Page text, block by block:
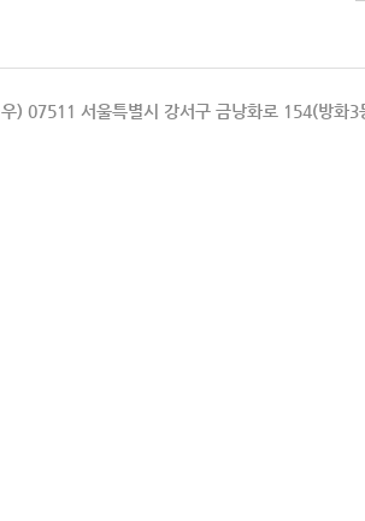
우) 07511 서울특별시 강서구 금낭화로 154(방화3